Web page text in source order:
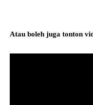
Atau boleh juga tonton